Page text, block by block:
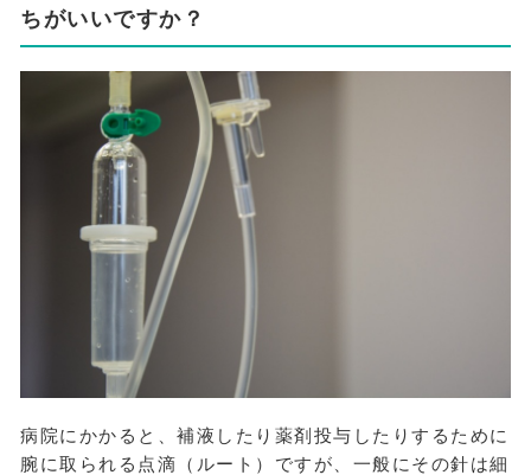
ちがいいですか？
病院にかかると、補液したり薬剤投与したりするために
腕に取られる点滴（ルート）ですが、一般にその針は細